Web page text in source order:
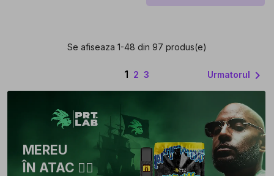
Se afiseaza 1-48 din 97 produs(e)
1 2 3 Urmatorul 
MEREU
ÎN ATAC 🏴‍☠️